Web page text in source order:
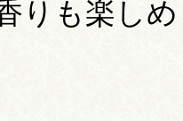
りも楽し